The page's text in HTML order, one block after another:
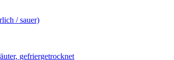
/ sauer)
gefriergetrocknet